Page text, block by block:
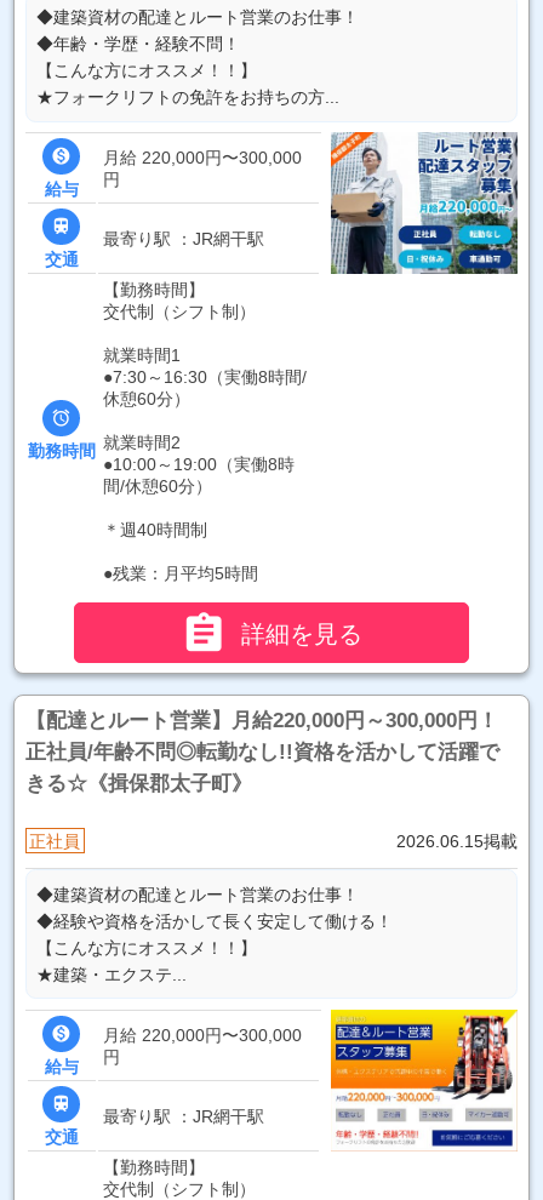
◆建築資材の配達とルート営業のお仕事！
◆年齢・学歴・経験不問！
【こんな方にオススメ！！】
★フォークリフトの免許をお持ちの方...

給与
月給 220,000円〜300,000
円

交通
最寄り駅 ：JR網干駅

勤務時間
【勤務時間】
交代制（シフト制）
就業時間1
●7:30～16:30（実働8時間/
休憩60分）
就業時間2
●10:00～19:00（実働8時
間/休憩60分）
＊週40時間制
●残業：月平均5時間
 詳細を見る
【配達とルート営業】月給220,000円～300,000円！
正社員/年齢不問◎転勤なし!!資格を活かして活躍で
きる☆《揖保郡太子町》
正社員 2026.06.15掲載
◆建築資材の配達とルート営業のお仕事！
◆経験や資格を活かして長く安定して働ける！
【こんな方にオススメ！！】
★建築・エクステ...

給与
月給 220,000円〜300,000
円

交通
最寄り駅 ：JR網干駅
【勤務時間】
交代制（シフト制）